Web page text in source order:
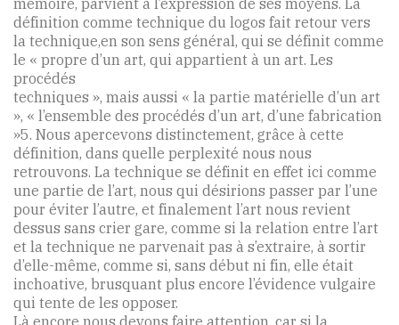
définition comme technique du logos fait retour vers
la technique,en son sens général, qui se définit comme
le « propre d’un art, qui appartient à un art. Les
procédés
techniques », mais aussi « la partie matérielle d’un art
», « l’ensemble des procédés d’un art, d’une fabrication
»5. Nous apercevons distinctement, grâce à cette
définition, dans quelle perplexité nous nous
retrouvons. La technique se définit en effet ici comme
une partie de l’art, nous qui désirions passer par l’une
pour éviter l’autre, et finalement l’art nous revient
dessus sans crier gare, comme si la relation entre l’art
et la technique ne parvenait pas à s’extraire, à sortir
d’elle-même, comme si, sans début ni fin, elle était
inchoative, brusquant plus encore l’évidence vulgaire
qui tente de les opposer.
Là encore nous devons faire attention, car si la